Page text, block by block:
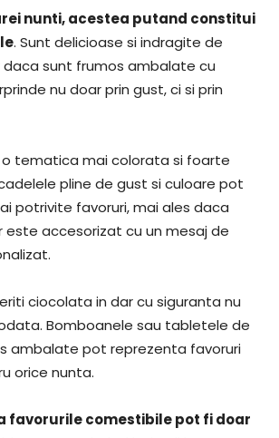
nunti, acestea putand constitui
. Sunt delicioase si indragite de
daca sunt frumos ambalate cu
nu doar prin gust, ci si prin
o tematica mai colorata si foarte
pline de gust si culoare pot
potrivite favoruri, mai ales daca
accesorizat cu un mesaj de
ciocolata in dar cu siguranta nu
Bomboanele sau tabletele de
ambalate pot reprezenta favoruri
orice nunta.
favorurile comestibile pot fi doar